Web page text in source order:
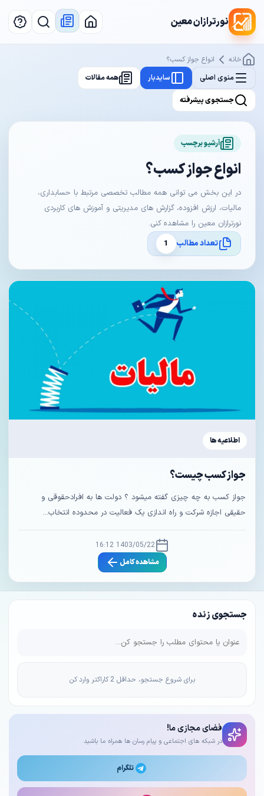
نورترازان معین
جستجوی زنده
برای شروع جستجو، حداقل 2 کاراکتر وارد کن
فضای مجازی ما!
در شبکه های اجتماعی و پیام رسان ها همراه ما باشید
تلگرام
خانه
انواع جواز کسب؟
منوی اصلی
سایدبار همه مقالات
جستجوی پیشرفته
آرشیو برچسب
انواع جواز کسب؟
در این بخش می توانی همه مطالب تخصصی مرتبط با حسابداری،
مالیات، ارزش افزوده، گزارش های مدیریتی و آموزش های کاربردی
نورترازان معین را مشاهده کنی.
تعداد مطالب
1
اطلاعیه ها
جواز کسب چیست؟
جواز کسب به چه چیزی گفته میشود ؟ دولت ها به افرادحقوقی و
حقیقی اجازه شرکت و راه اندازی یک فعالیت در محدوده انتخاب...
1403/05/22 16:12
مشاهده کامل